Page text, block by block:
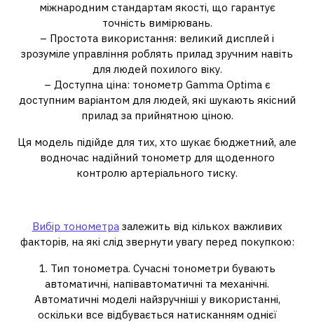
міжнародним стандартам якості, що гарантує
точність вимірювань.
– Простота використання: великий дисплей і
зрозуміле управління роблять прилад зручним навіть
для людей похилого віку.
– Доступна ціна: тонометр Gamma Optima є
доступним варіантом для людей, які шукають якісний
прилад за прийнятною ціною.
Ця модель підійде для тих, хто шукає бюджетний, але
водночас надійний тонометр для щоденного
контролю артеріального тиску.
Вибір тонометразалежить від кількох важливих
факторів, на які слід звернути увагу перед покупкою:
1. Тип тонометра. Сучасні тонометри бувають
автоматичні, напівавтоматичні та механічні.
Автоматичні моделі найзручніші у використанні,
оскільки все відбувається натисканням однієї